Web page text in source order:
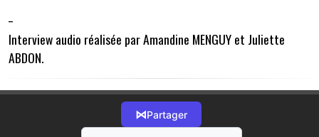
Interview audio réalisée par Amandine MENGUY et Juliette
ABDON.
⋈Partager